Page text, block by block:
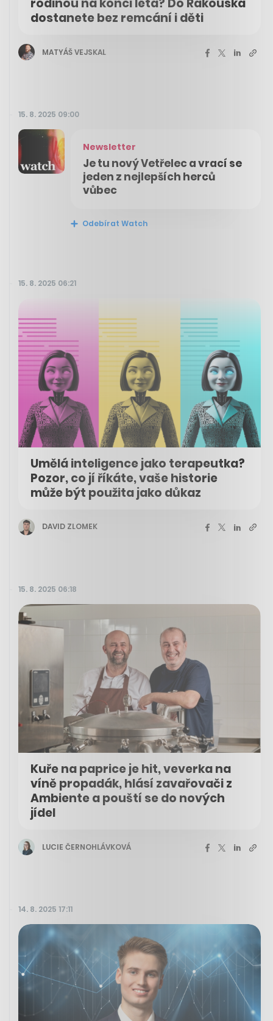
rodinou na konci léta? Do Rakouska
dostanete bez remcání i děti
MATYÁŠ VEJSKAL
15. 8. 2025 09:00
Newsletter
Je tu nový Vetřelec a vrací se
jeden z nejlepších herců
vůbec
Odebírat Watch
15. 8. 2025 06:21
Umělá inteligence jako terapeutka?
Pozor, co jí říkáte, vaše historie
může být použita jako důkaz
DAVID ZLOMEK
15. 8. 2025 06:18
Kuře na paprice je hit, veverka na
víně propadák, hlásí zavařovači z
Ambiente a pouští se do nových
jídel
LUCIE ČERNOHLÁVKOVÁ
14. 8. 2025 17:11